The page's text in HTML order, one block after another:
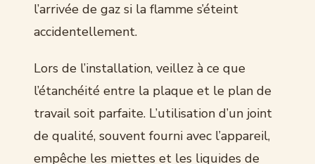
l’arrivée de gaz si la flamme s’éteint
accidentellement.
Lors de l’installation, veillez à ce que
l’étanchéité entre la plaque et le plan de
travail soit parfaite. L’utilisation d’un joint
de qualité, souvent fourni avec l’appareil,
empêche les miettes et les liquides de